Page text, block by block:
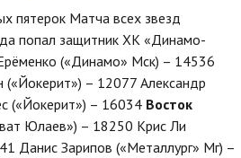
пятерок Матча всех звезд
попал защитник ХК «Динамо-
(«Динамо» Мск) – 14536
(«Йокерит») – 12077 Александр
(«Йокерит») – 16034 Восток
Юлаев») – 18250 Крис Ли
Данис Зарипов («Металлург» Мг) –